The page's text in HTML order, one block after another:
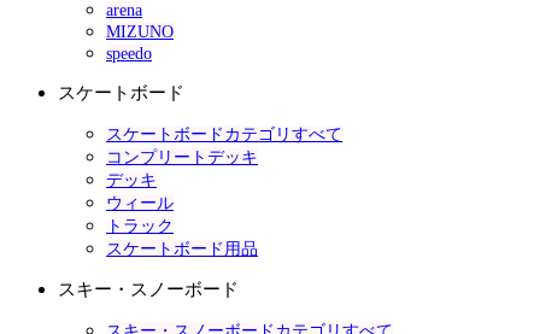
arena
MIZUNO
speedo
スケートボード
スケートボードカテゴリすべて
コンプリートデッキ
デッキ
ウィール
トラック
スケートボード用品
スキー・スノーボード